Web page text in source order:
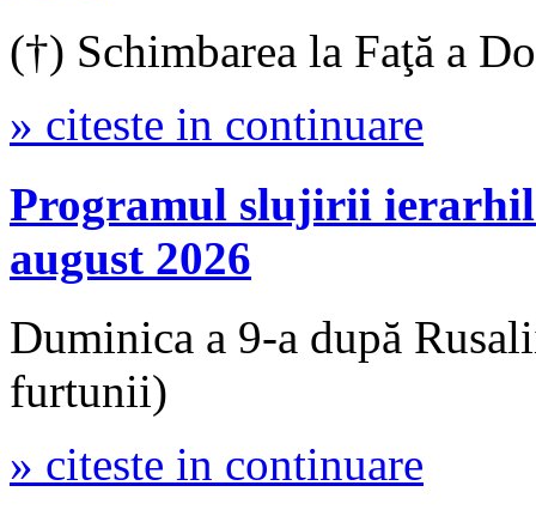
(†) Schimbarea la Faţă a
» citeste in continuare
Programul slujirii
august 2026
Duminica a 9-a după
furtunii)
» citeste in continuare